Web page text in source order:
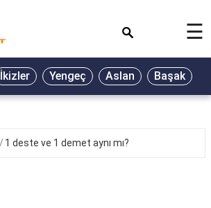
☰
İkizler Yengeç Aslan Başak
1 deste ve 1 demet aynı mı?